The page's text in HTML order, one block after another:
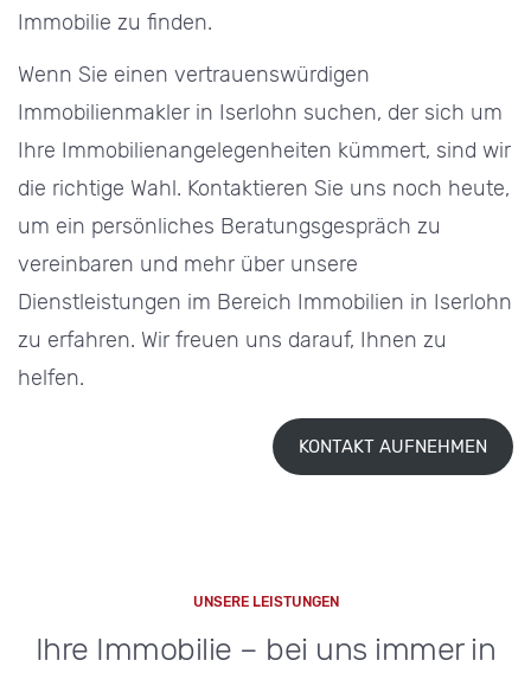
Immobilie zu finden.
Wenn Sie einen vertrauenswürdigen
Immobilienmakler in Iserlohn suchen, der sich um
Ihre Immobilienangelegenheiten kümmert, sind wir
die richtige Wahl. Kontaktieren Sie uns noch heute,
um ein persönliches Beratungsgespräch zu
vereinbaren und mehr über unsere
Dienstleistungen im Bereich Immobilien in Iserlohn
zu erfahren. Wir freuen uns darauf, Ihnen zu
helfen.
KONTAKT AUFNEHMEN
UNSERE LEISTUNGEN
Ihre Immobilie – bei uns immer in